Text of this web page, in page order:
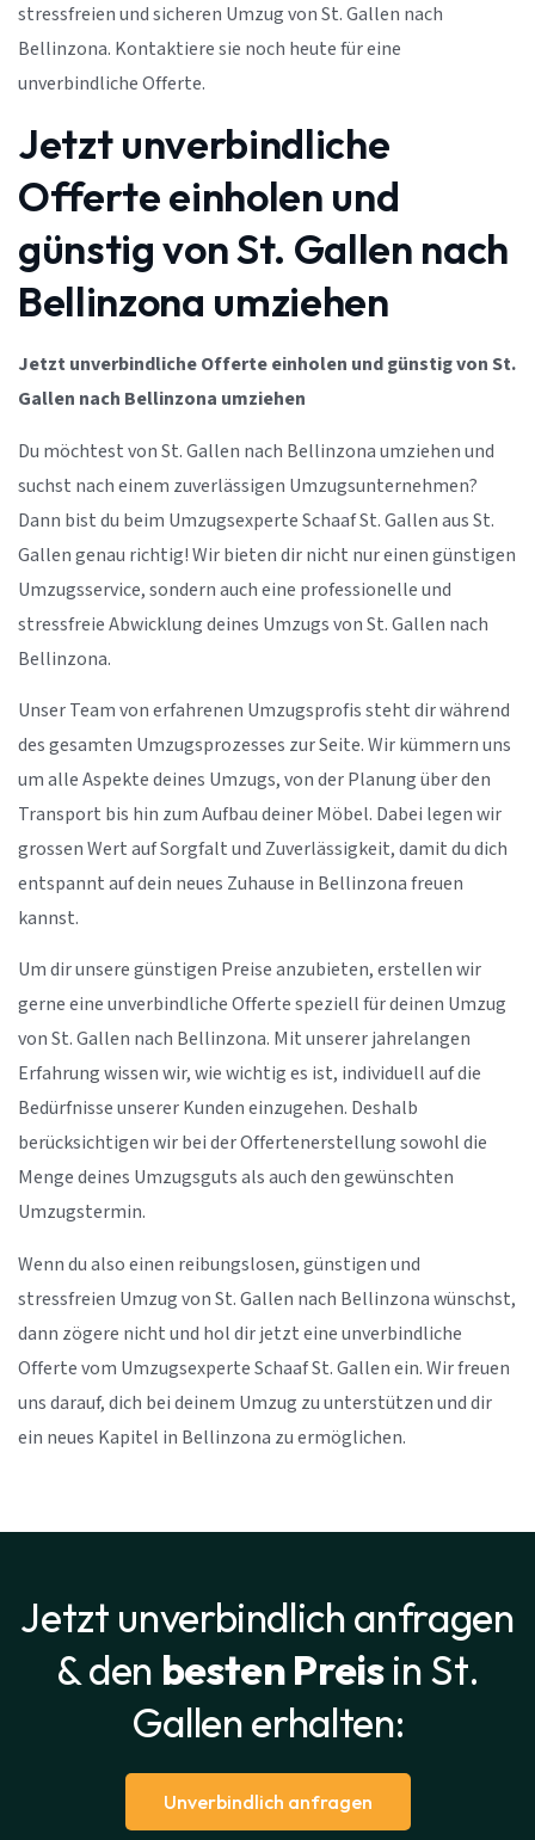
stressfreien und sicheren Umzug von St. Gallen nach
Bellinzona. Kontaktiere sie noch heute für eine
unverbindliche Offerte.
Jetzt unverbindliche
Offerte einholen und
günstig von St. Gallen nach
Bellinzona umziehen
Jetzt unverbindliche Offerte einholen und günstig von St.
Gallen nach Bellinzona umziehen
Du möchtest von St. Gallen nach Bellinzona umziehen und
suchst nach einem zuverlässigen Umzugsunternehmen?
Dann bist du beim Umzugsexperte Schaaf St. Gallen aus St.
Gallen genau richtig! Wir bieten dir nicht nur einen günstigen
Umzugsservice, sondern auch eine professionelle und
stressfreie Abwicklung deines Umzugs von St. Gallen nach
Bellinzona.
Unser Team von erfahrenen Umzugsprofis steht dir während
des gesamten Umzugsprozesses zur Seite. Wir kümmern uns
um alle Aspekte deines Umzugs, von der Planung über den
Transport bis hin zum Aufbau deiner Möbel. Dabei legen wir
grossen Wert auf Sorgfalt und Zuverlässigkeit, damit du dich
entspannt auf dein neues Zuhause in Bellinzona freuen
kannst.
Um dir unsere günstigen Preise anzubieten, erstellen wir
gerne eine unverbindliche Offerte speziell für deinen Umzug
von St. Gallen nach Bellinzona. Mit unserer jahrelangen
Erfahrung wissen wir, wie wichtig es ist, individuell auf die
Bedürfnisse unserer Kunden einzugehen. Deshalb
berücksichtigen wir bei der Offertenerstellung sowohl die
Menge deines Umzugsguts als auch den gewünschten
Umzugstermin.
Wenn du also einen reibungslosen, günstigen und
stressfreien Umzug von St. Gallen nach Bellinzona wünschst,
dann zögere nicht und hol dir jetzt eine unverbindliche
Offerte vom Umzugsexperte Schaaf St. Gallen ein. Wir freuen
uns darauf, dich bei deinem Umzug zu unterstützen und dir
ein neues Kapitel in Bellinzona zu ermöglichen.
Jetzt unverbindlich anfragen
& den besten Preisin St.
Gallen erhalten:
Unverbindlich anfragen